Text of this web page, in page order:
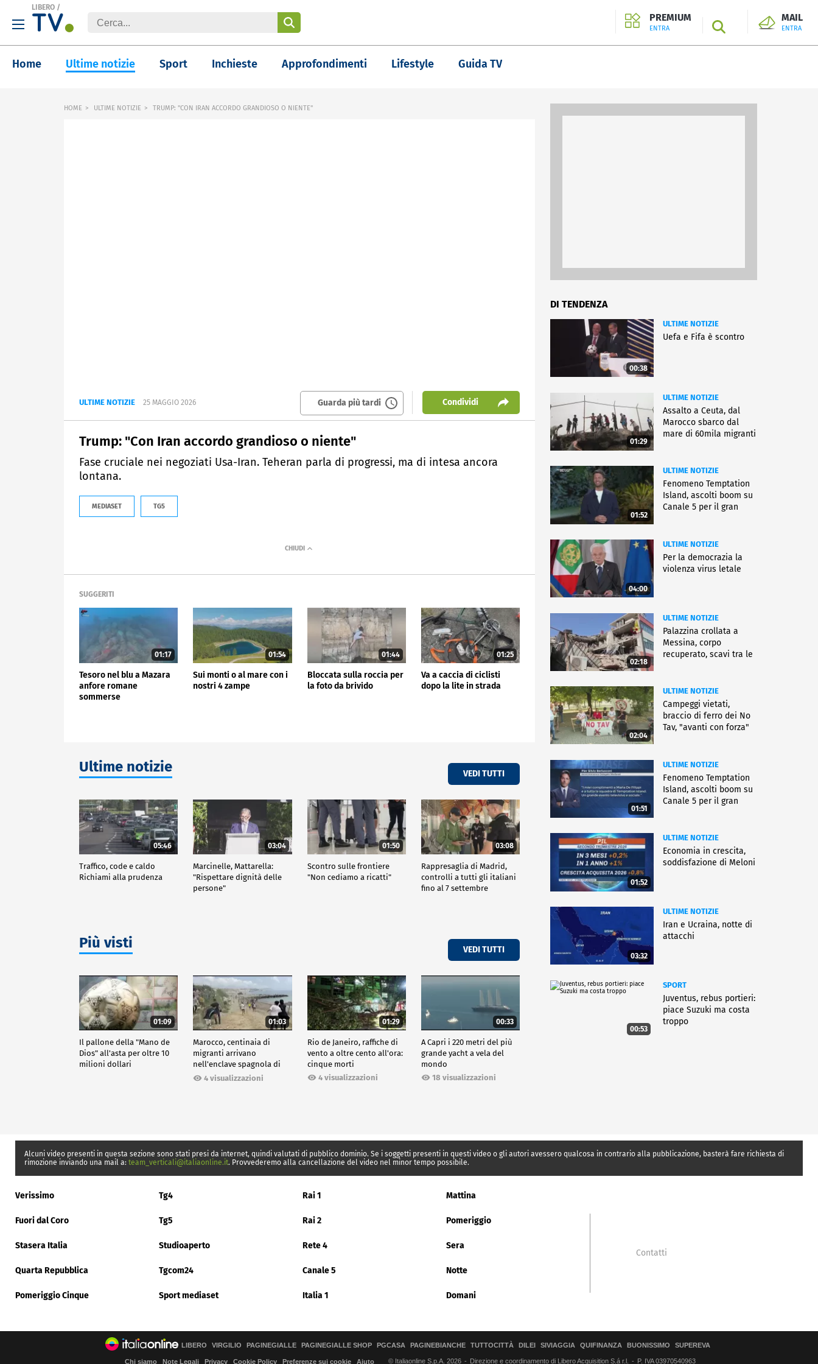
LIBERO /
PREMIUM
ENTRA SEARCH
MAIL
ENTRA
Home Ultime notizie Sport Inchieste Approfondimenti Lifestyle Guida TV
HOME ULTIME NOTIZIE TRUMP: "CON IRAN ACCORDO GRANDIOSO O NIENTE"
ULTIME NOTIZIE 25 MAGGIO 2026 Guarda più tardi Condividi
Trump: "Con Iran accordo grandioso o niente"
Fase cruciale nei negoziati Usa-Iran. Teheran parla di progressi, ma di intesa ancora
lontana.
MEDIASET TG5
SUGGERITI
01:17
Tesoro nel blu a Mazara
anfore romane
sommerse
01:54
Sui monti o al mare con i
nostri 4 zampe
01:44
Bloccata sulla roccia per
la foto da brivido
01:25
Va a caccia di ciclisti
dopo la lite in strada
Ultime notizie VEDI TUTTI
05:46
Traffico, code e caldo
Richiami alla prudenza
03:04
Marcinelle, Mattarella:
"Rispettare dignità delle
persone"
01:50
Scontro sulle frontiere
"Non cediamo a ricatti"
03:08
Rappresaglia di Madrid,
controlli a tutti gli italiani
fino al 7 settembre
Più visti VEDI TUTTI
01:09
Il pallone della "Mano de
Dios" all'asta per oltre 10
milioni dollari
01:03
Marocco, centinaia di
migranti arrivano
nell'enclave spagnola di
Ceuta4 visualizzazioni
01:29
Rio de Janeiro, raffiche di
vento a oltre cento all'ora:
cinque morti
4 visualizzazioni
00:33
A Capri i 220 metri del più
grande yacht a vela del
mondo
18 visualizzazioni
DI TENDENZA
00:38
ULTIME NOTIZIE
Uefa e Fifa è scontro
01:29
ULTIME NOTIZIE
Assalto a Ceuta, dal
Marocco sbarco dal
mare di 60mila migranti
01:52
ULTIME NOTIZIE
Fenomeno Temptation
Island, ascolti boom su
Canale 5 per il gran
04:00
ULTIME NOTIZIE
Per la democrazia la
violenza virus letale
02:18
ULTIME NOTIZIE
Palazzina crollata a
Messina, corpo
recuperato, scavi tra le
02:04
ULTIME NOTIZIE
Campeggi vietati,
braccio di ferro dei No
Tav, "avanti con forza"
01:51
ULTIME NOTIZIE
Fenomeno Temptation
Island, ascolti boom su
Canale 5 per il gran
01:52
ULTIME NOTIZIE
Economia in crescita,
soddisfazione di Meloni
03:32
ULTIME NOTIZIE
Iran e Ucraina, notte di
attacchi
00:53
SPORT
Juventus, rebus portieri:
piace Suzuki ma costa
troppo
Alcuni video presenti in questa sezione sono stati presi da internet, quindi valutati di pubblico dominio. Se i soggetti presenti in questi video o gli autori avessero qualcosa in contrario alla pubblicazione, basterà fare richiesta di
rimozione inviando una mail a: team_verticali@italiaonline.it. Provvederemo alla cancellazione del video nel minor tempo possibile.
Verissimo Tg4 Rai 1 Mattina
Fuori dal Coro Tg5 Rai 2 Pomeriggio
Stasera Italia Studioaperto Rete 4 Sera
Quarta Repubblica Tgcom24 Canale 5 Notte
Pomeriggio Cinque Sport mediaset Italia 1 Domani
Contatti
LIBERO VIRGILIO PAGINEGIALLE PAGINEGIALLE SHOP PGCASA PAGINEBIANCHE TUTTOCITTÀ DILEI SIVIAGGIA QUIFINANZA BUONISSIMO SUPEREVA
Chi siamo Note Legali Privacy Cookie Policy Preferenze sui cookie Aiuto © Italiaonline S.p.A. 2026 Direzione e coordinamento di Libero Acquisition S.á r.l. P. IVA 03970540963